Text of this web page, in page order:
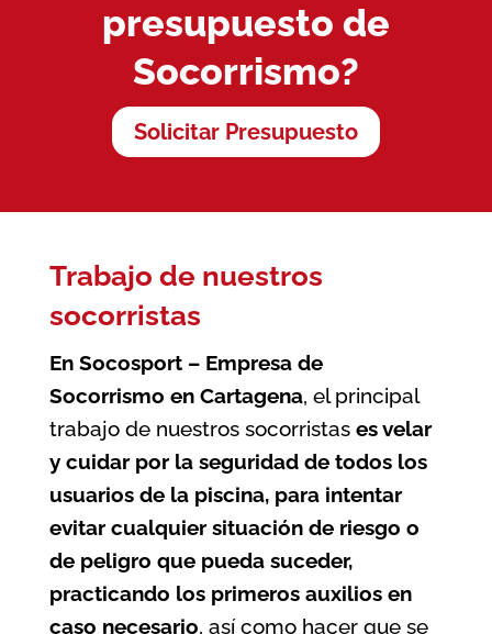
presupuesto de
Socorrismo?
Solicitar Presupuesto
Trabajo de nuestros
socorristas
En Socosport – Empresa de
Socorrismo en Cartagena, el principal
trabajo de nuestros socorristas es velar
y cuidar por la seguridad de todos los
usuarios de la piscina, para intentar
evitar cualquier situación de riesgo o
de peligro que pueda suceder,
practicando los primeros auxilios en
caso necesario, así como hacer que se